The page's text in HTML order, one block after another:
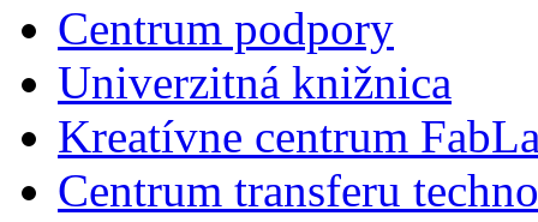
Centrum podpory
Univerzitná knižnica
Kreatívne centrum
Centrum transferu